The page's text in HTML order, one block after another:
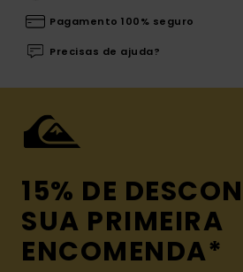
Pagamento 100% seguro
Precisas de ajuda?
15% DE
SUA PRIMEIRA
ENCOMENDA*